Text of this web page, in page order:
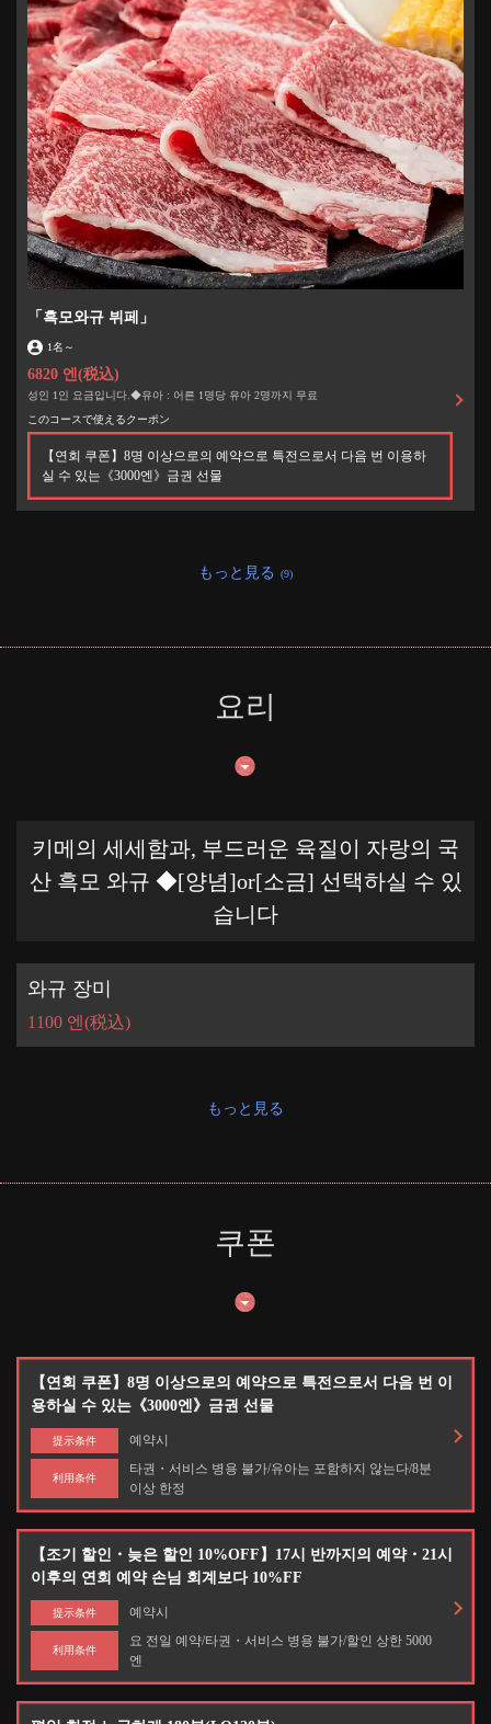
「흑모와규 뷔페」
1名 ～
6820 엔(税込)
성인 1인 요금입니다.◆유아 : 어른 1명당 유아 2명까지 무료
このコースで使えるクーポン
【연회 쿠폰】8명 이상으로의 예약으로 특전으로서 다음 번 이용하
실 수 있는《3000엔》금권 선물
もっと見る (9)
요리
키메의 세세함과, 부드러운 육질이 자랑의 국
산 흑모 와규 ◆[양념]or[소금] 선택하실 수 있
습니다
와규 장미
1100 엔 (税込)
もっと見る
쿠폰
【연회 쿠폰】8명 이상으로의 예약으로 특전으로서 다음 번 이
용하실 수 있는《3000엔》금권 선물
提示条件 예약시
利用条件
타권・서비스 병용 불가/유아는 포함하지 않는다/8분
이상 한정
【조기 할인・늦은 할인 10%OFF】17시 반까지의 예약・21시
이후의 연회 예약 손님 회계보다 10%FF
提示条件 예약시
利用条件
요 전일 예약/타권・서비스 병용 불가/할인 상한 5000
엔
この店舗情報をシェアする